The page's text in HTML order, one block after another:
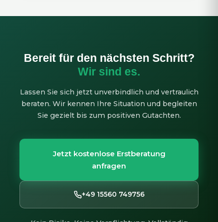
Bereit für den nächsten Schritt?
Wir sind es.
Lassen Sie sich jetzt unverbindlich und vertraulich
beraten. Wir kennen Ihre Situation und begleiten
Sie gezielt bis zum positiven Gutachten.
Jetzt kostenlose Erstberatung
anfragen
+49 15560 749756